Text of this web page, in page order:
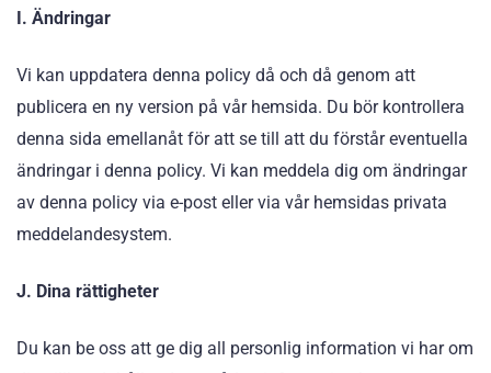
I. Ändringar
Vi kan uppdatera denna policy då och då genom att
publicera en ny version på vår hemsida. Du bör kontrollera
denna sida emellanåt för att se till att du förstår eventuella
ändringar i denna policy. Vi kan meddela dig om ändringar
av denna policy via e-post eller via vår hemsidas privata
meddelandesystem.
J. Dina rättigheter
Du kan be oss att ge dig all personlig information vi har om